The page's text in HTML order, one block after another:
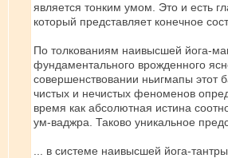
является тонким умом. Это и есть
который представляет конечное
По толкованиям наивысшей йога-
фундаментального врожденного
совершенствовании ньигмапы этот
чистых и нечистых феноменов
время как абсолютная истина
ум-ваджра. Таково уникальное
... в системе наивысшей йога-